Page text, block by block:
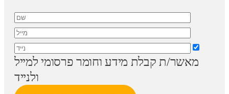
מאשר/ת קבלת מידע וחומר פרסומי למייל
ולנייד